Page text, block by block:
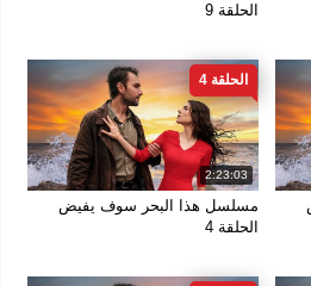
الحلقة 9
2:23:03
الحلقة 4
مسلسل هذا البحر سوف يفيض
الحلقة 4